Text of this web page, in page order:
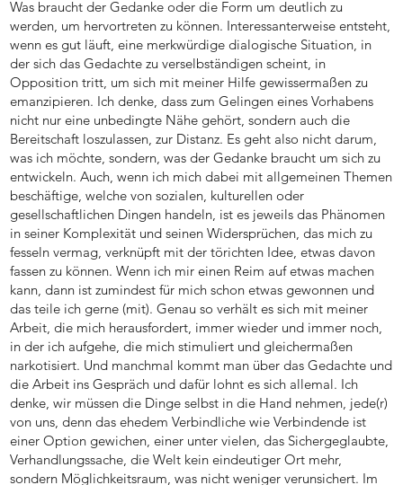
Was braucht der Gedanke oder die Form um deutlich zu
werden, um hervortreten zu können. Interessanterweise entsteht,
wenn es gut läuft, eine merkwürdige dialogische Situation, in
der sich das Gedachte zu verselbständigen scheint, in
Opposition tritt, um sich mit meiner Hilfe gewissermaßen zu
emanzipieren. Ich denke, dass zum Gelingen eines Vorhabens
nicht nur eine unbedingte Nähe gehört, sondern auch die
Bereitschaft loszulassen, zur Distanz. Es geht also nicht darum,
was ich möchte, sondern, was der Gedanke braucht um sich zu
entwickeln. Auch, wenn ich mich dabei mit allgemeinen Themen
beschäftige, welche von sozialen, kulturellen oder
gesellschaftlichen Dingen handeln, ist es jeweils das Phänomen
in seiner Komplexität und seinen Widersprüchen, das mich zu
fesseln vermag, verknüpft mit der törichten Idee, etwas davon
fassen zu können. Wenn ich mir einen Reim auf etwas machen
kann, dann ist zumindest für mich schon etwas gewonnen und
das teile ich gerne (mit). Genau so verhält es sich mit meiner
Arbeit, die mich herausfordert, immer wieder und immer noch,
in der ich aufgehe, die mich stimuliert und gleichermaßen
narkotisiert. Und manchmal kommt man über das Gedachte und
die Arbeit ins Gespräch und dafür lohnt es sich allemal. Ich
denke, wir müssen die Dinge selbst in die Hand nehmen, jede(r)
von uns, denn das ehedem Verbindliche wie Verbindende ist
einer Option gewichen, einer unter vielen, das Sichergeglaubte,
Verhandlungssache, die Welt kein eindeutiger Ort mehr,
sondern Möglichkeitsraum, was nicht weniger verunsichert. Im